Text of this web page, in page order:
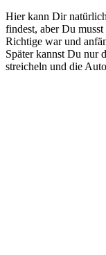
Hier kann Dir
findest, aber Du
Richtige war und
Später kannst Du nur
streicheln und die